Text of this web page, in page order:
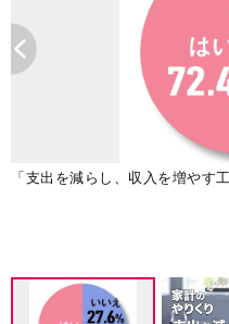
「支出を減らし、収入を増やす